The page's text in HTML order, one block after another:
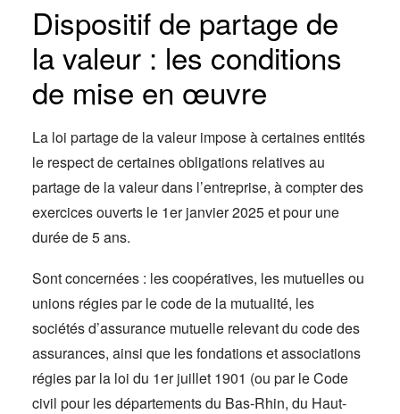
Dispositif de partage de
la valeur : les conditions
de mise en œuvre
La loi partage de la valeur impose à certaines entités
le respect de certaines obligations relatives au
partage de la valeur dans l’entreprise, à compter des
exercices ouverts le 1er janvier 2025 et pour une
durée de 5 ans.
Sont concernées : les coopératives, les mutuelles ou
unions régies par le code de la mutualité, les
sociétés d’assurance mutuelle relevant du code des
assurances, ainsi que les fondations et associations
régies par la loi du 1er juillet 1901 (ou par le Code
civil pour les départements du Bas-Rhin, du Haut-